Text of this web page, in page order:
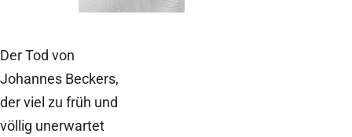
Der Tod von
Johannes Beckers,
der viel zu früh und
völlig unerwartet